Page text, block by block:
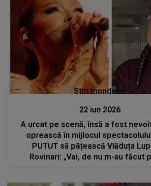
Stiri mondene
22 iun 2026
A urcat pe scenă, însă a fost
oprească în mijlocul
PUTUT să pățească Vlăduța
Rovinari: „Vai, de nu m-au făcut